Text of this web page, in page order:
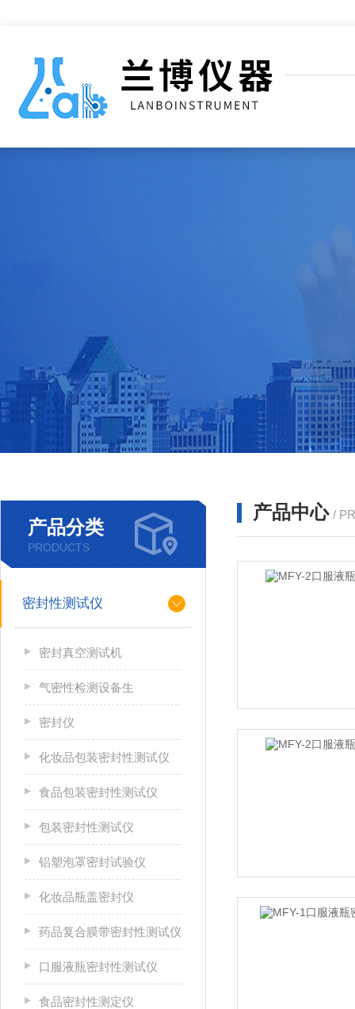
产品分类
PRODUCTS
密封性测试仪
密封真空测试机
气密性检测设备生
密封仪
化妆品包装密封性测试仪
食品包装密封性测试仪
包装密封性测试仪
铝塑泡罩密封试验仪
化妆品瓶盖密封仪
药品复合膜带密封性测试仪
口服液瓶密封性测试仪
食品密封性测定仪
产品中心 /